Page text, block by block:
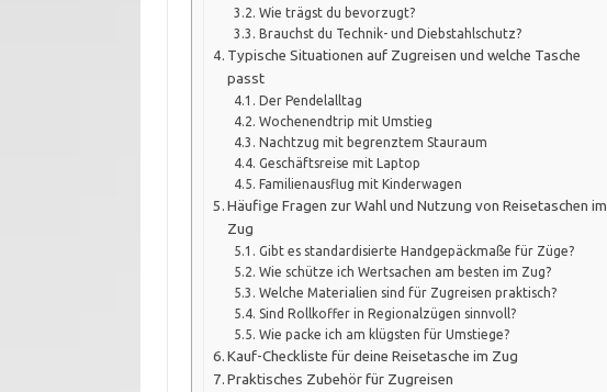
Wie trägst du bevorzugt?
Brauchst du Technik- und Diebstahlschutz?
Typische Situationen auf Zugreisen und welche Tasche
passt
Der Pendelalltag
Wochenendtrip mit Umstieg
Nachtzug mit begrenztem Stauraum
Geschäftsreise mit Laptop
Familienausflug mit Kinderwagen
Häufige Fragen zur Wahl und Nutzung von Reisetaschen im
Zug
Gibt es standardisierte Handgepäckmaße für Züge?
Wie schütze ich Wertsachen am besten im Zug?
Welche Materialien sind für Zugreisen praktisch?
Sind Rollkoffer in Regionalzügen sinnvoll?
Wie packe ich am klügsten für Umstiege?
Kauf-Checkliste für deine Reisetasche im Zug
Praktisches Zubehör für Zugreisen